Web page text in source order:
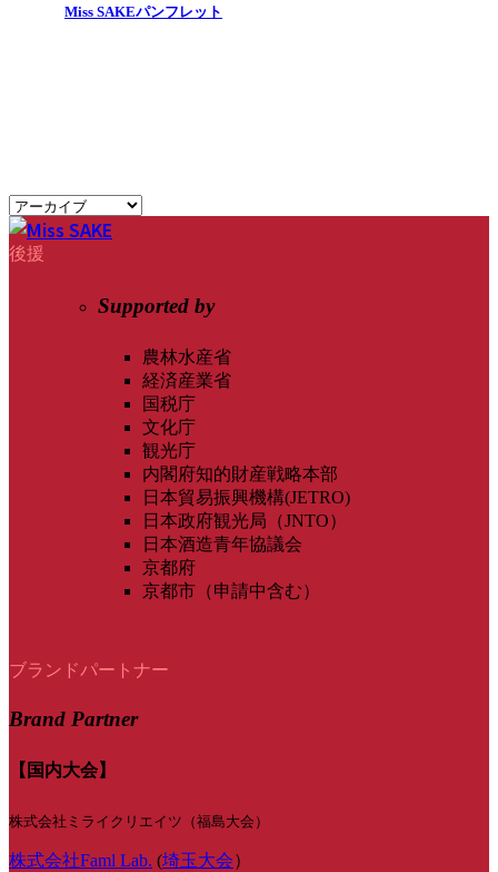
Miss SAKEパンフレット
後援
Supported by
農林水産省
経済産業省
国税庁
文化庁
観光庁
内閣府知的財産戦略本部
日本貿易振興機構(JETRO)
日本政府観光局（JNTO）
日本酒造青年協議会
京都府
京都市（申請中含む）
ブランドパートナー
Brand Partner
【国内大会】
株式会社ミライクリエイツ（福島大会）
株式会社Faml Lab. (埼玉大会）